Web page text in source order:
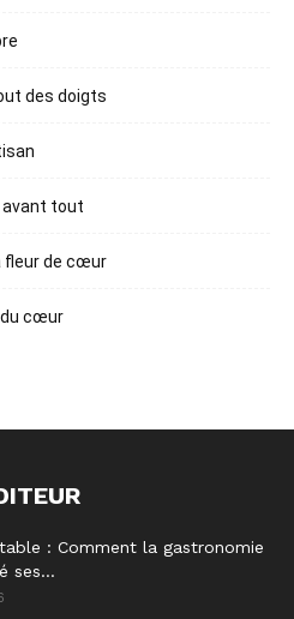
des doigts
avant tout
fleur de cœur
du cœur
: Comment la gastronomie
ses...